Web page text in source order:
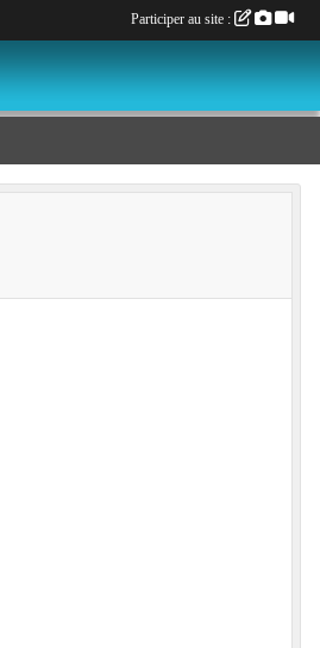
Participer au site :